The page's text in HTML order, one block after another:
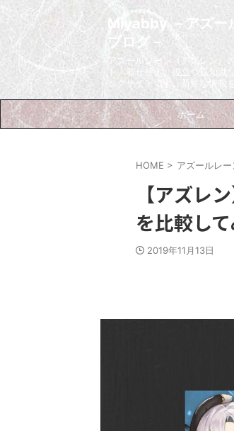
Miyabby －アズー
ブログ－
アズールレーン（アズレン）
ト、着せ替え、役立つ豆知識
ログサイトです。新鮮な情報
ホーム
HOME > アズールレー
【アズレ
を比較し
2019年11月13日